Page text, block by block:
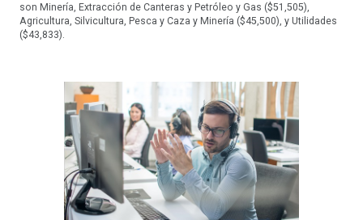
son Minería, Extracción de Canteras y Petróleo y Gas ($51,505),
Agricultura, Silvicultura, Pesca y Caza y Minería ($45,500), y Utilidades
($43,833).